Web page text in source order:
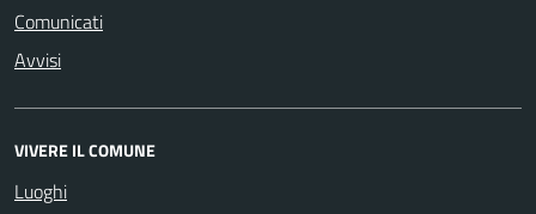
Comunicati
Avvisi
VIVERE IL COMUNE
Luoghi